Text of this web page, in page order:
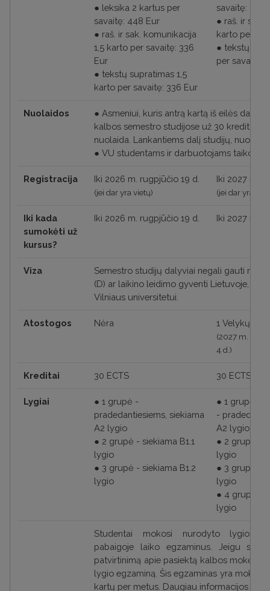
● leksika 2 kartus per
savaitę: 448 Eur
● raš. ir sak. komunikacija
1,5 karto per savaitę: 336
Eur
● tekstų supratimas 1,5
karto per savaitę: 336 Eur
savaitę: 448
● raš. ir sak.
karto per
● tekstų
per savaitę
Nuolaidos ● Asmeniui, kuris antrą kartą iš eilės
kalbos semestro studijose už 30 kreditų,
nuolaida. Lankantiems dalį studijų,
● VU studentams ir darbuotojams taikoma
Registracija Iki 2026 m. rugpjūčio 19 d.
(jei dar yra vietų)
Iki 2027 m.
(jei dar yra
Iki kada
sumokėti už
kursus?
Iki 2026 m. rugpjūčio 19 d. Iki 2027 m.
Viza
Semestro studijų dalyviai negali gauti
(D) ar laikino leidimo gyventi Lietuvoje,
Vilniaus universitetui.
Atostogos Nėra 1 Velykų
(2027 m.
4 d.)
Kreditai 30 ECTS 30 ECTS
Lygiai ● 1 grupė -
pradedantiesiems, siekiama
A2 lygio
● 2 grupė - siekiama B1.1
lygio
● 3 grupė - siekiama B1.2
lygio
● 1 grupė
-
A2 lygio
● 2 grupė -
lygio
● 3 grupė -
lygio
● 4 grupė -
lygio
Studentai mokosi nurodyto lygio
pabaigoje laiko egzaminus. Jeigu
patvirtinimą apie pasiektą kalbos
lygio egzaminą. Šis egzaminas yra
kartų per metus. Daugiau informacijos apie